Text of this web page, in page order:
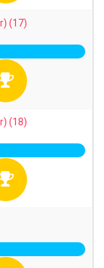
(17)
(18)